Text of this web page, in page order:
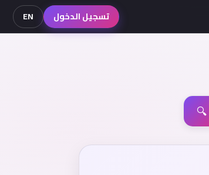
تسجيل الدخول EN
🔍